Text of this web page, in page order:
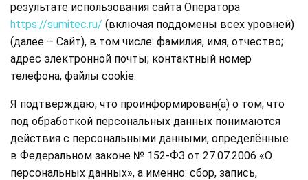
результате использования сайта Оператора
https://sumitec.ru/ (включая поддомены всех уровней)
(далее – Сайт), в том числе: фамилия, имя, отчество;
адрес электронной почты; контактный номер
телефона, файлы cookie.
Я подтверждаю, что проинформирован(а) о том, что
под обработкой персональных данных понимаются
действия с персональными данными, определённые
в Федеральном законе № 152-ФЗ от 27.07.2006 «О
персональных данных», а именно: сбор, запись,